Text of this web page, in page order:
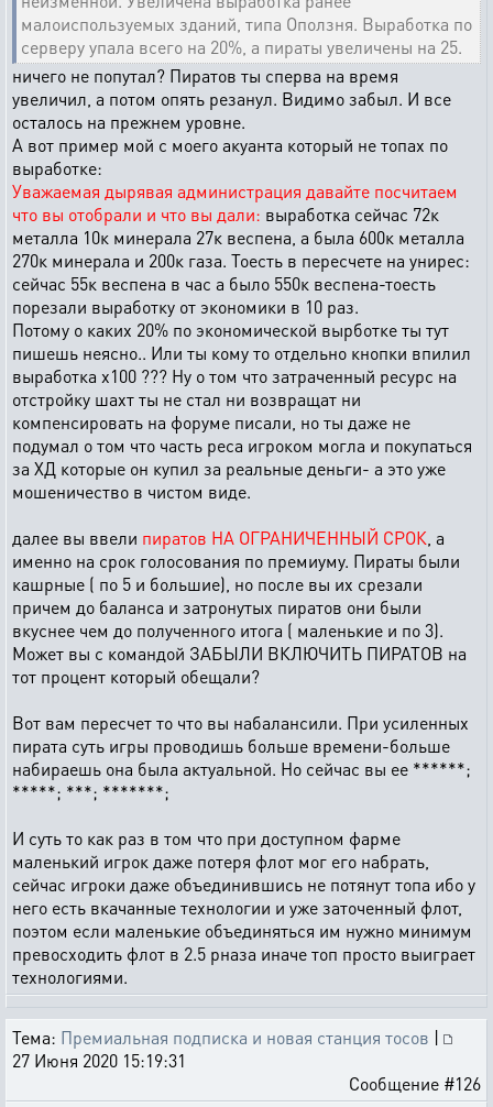
малоиспользуемых зданий, типа Оползня. Выработка по
серверу упала всего на 20%, а пираты увеличены на 25.
ничего не попутал? Пиратов ты сперва на время
увеличил, а потом опять резанул. Видимо забыл. И все
осталось на прежнем уровне.
А вот пример мой с моего акуанта который не топах по
выработке:
Уважаемая дырявая администрация давайте посчитаем
что вы отобрали и что вы дали: выработка сейчас 72к
металла 10к минерала 27к веспена, а была 600к металла
270к минерала и 200к газа. Тоесть в пересчете на унирес:
сейчас 55к веспена в час а было 550к веспена-тоесть
порезали выработку от экономики в 10 раз.
Потому о каких 20% по экономической вырботке ты тут
пишешь неясно.. Или ты кому то отдельно кнопки впилил
выработка х100 ??? Ну о том что затраченный ресурс на
отстройку шахт ты не стал ни возвращат ни
компенсировать на форуме писали, но ты даже не
подумал о том что часть реса игроком могла и покупаться
за ХД которые он купил за реальные деньги- а это уже
мошеничество в чистом виде.
далее вы ввели пиратов НА ОГРАНИЧЕННЫЙ СРОК , а
именно на срок голосования по премиуму. Пираты были
кашрные ( по 5 и большие), но после вы их срезали
причем до баланса и затронутых пиратов они были
вкуснее чем до полученного итога ( маленькие и по 3).
Может вы с командой ЗАБЫЛИ ВКЛЮЧИТЬ ПИРАТОВ на
тот процент который обещали?
Вот вам пересчет то что вы набалансили. При усиленных
пирата суть игры проводишь больше времени-больше
набираешь она была актуальной. Но сейчас вы ее ******;
*****; ***; *******;
И суть то как раз в том что при доступном фарме
маленький игрок даже потеря флот мог его набрать,
сейчас игроки даже объединившись не потянут топа ибо у
него есть вкачанные технологии и уже заточенный флот,
поэтом если маленькие объединяться им нужно минимум
превосходить флот в 2.5 рназа иначе топ просто выиграет
технологиями.
Тема: Премиальная подписка и новая станция тосов |
27 Июня 2020 15:19:31
Сообщение #126